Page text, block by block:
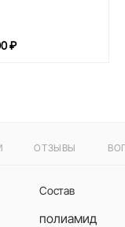
₽
ОТЗЫВЫ
Состав
полиамид